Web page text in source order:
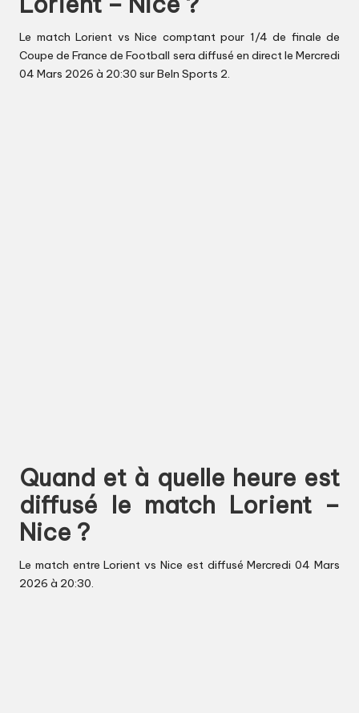
Le match Lorient vs Nice comptant pour 1/4 de finale de
Coupe de France de Football sera diffusé en direct le Mercredi
04 Mars 2026 à 20:30 sur BeIn Sports 2.
Quand et à quelle heure est
diffusé le match Lorient –
Nice ?
Le match entre Lorient vs Nice est diffusé Mercredi 04 Mars
2026 à 20:30.